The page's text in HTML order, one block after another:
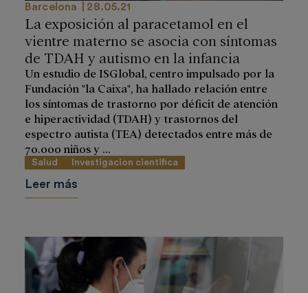
Barcelona 28.05.21
La exposición al paracetamol en el
vientre materno se asocia con síntomas
de TDAH y autismo en la infancia
Un estudio de ISGlobal, centro impulsado por la
Fundación "la Caixa", ha hallado relación entre
los síntomas de trastorno por déficit de atención
e hiperactividad (TDAH) y trastornos del
espectro autista (TEA) detectados entre más de
70.000 niños y ...
Salud Investigacion cientifica
Leer más